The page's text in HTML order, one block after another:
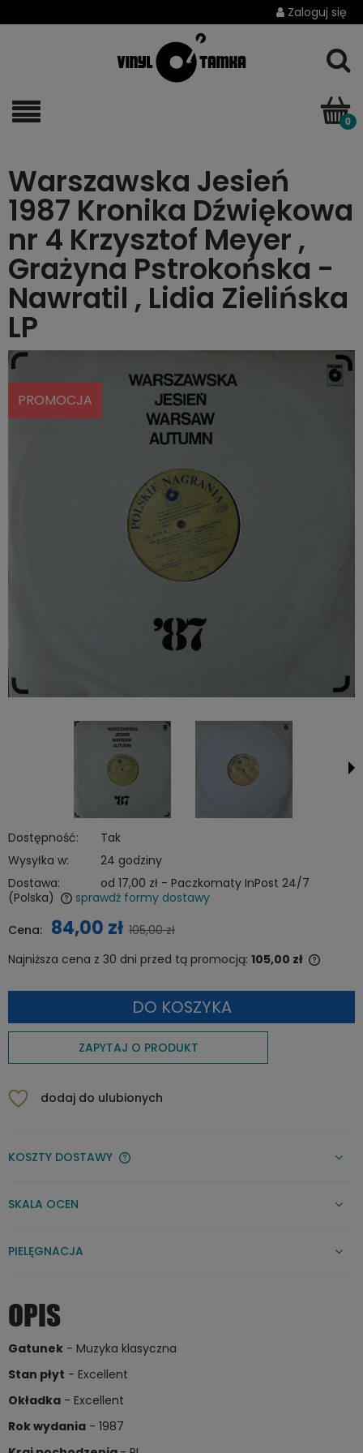
Zaloguj się
Warszawska Jesień
1987 Kronika Dźwiękowa
nr 4 Krzysztof Meyer ,
Grażyna Pstrokońska -
Nawratil , Lidia Zielińska
LP
PROMOCJA
Dostępność:
Tak
Wysyłka w:
24 godziny
Dostawa:
od 17,00 zł - Paczkomaty InPost 24/7
(Polska)
sprawdź formy dostawy
Cena: 84,00 zł 105,00 zł
Najniższa cena z 30 dni przed tą promocją: 105,00 zł
niż 30
DO KOSZYKA
ZAPYTAJ O PRODUKT
dodaj do ulubionych
KOSZTY DOSTAWY
CENA NIE ZAWIERA EWENTUALNYCH KOSZTÓW PŁATNOŚCI
SKALA OCEN
PIELĘGNACJA
OPIS
Gatunek - Muzyka klasyczna
Stan płyt - Excellent
Okładka - Excellent
Rok wydania - 1987